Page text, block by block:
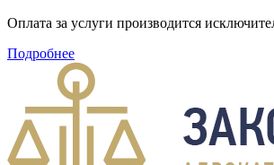
Оплата за услуги производится
Подробнее